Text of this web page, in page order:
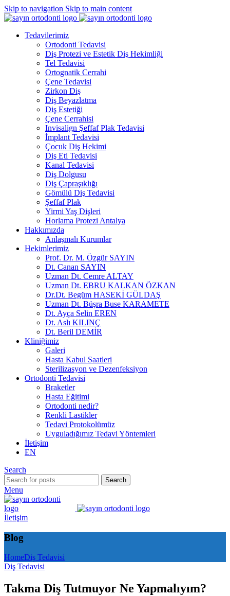
Skip to navigation Skip to main content
Tedavilerimiz
Ortodonti Tedavisi
Diş Protezi ve Estetik Diş Hekimliği
Tel Tedavisi
Ortognatik Cerrahi
Çene Tedavisi
Zirkon Diş
Diş Beyazlatma
Diş Estetiği
Çene Cerrahisi
Invisalign Şeffaf Plak Tedavisi
İmplant Tedavisi
Çocuk Diş Hekimi
Diş Eti Tedavisi
Kanal Tedavisi
Diş Dolgusu
Diş Çapraşıklığı
Gömülü Diş Tedavisi
Şeffaf Plak
Yirmi Yaş Dişleri
Horlama Protezi Antalya
Hakkımızda
Anlaşmalı Kurumlar
Hekimlerimiz
Prof. Dr. M. Özgür SAYIN
Dt. Canan SAYIN
Uzman Dt. Cemre ALTAY
Uzman Dt. EBRU KALKAN ÖZKAN
Dr.Dt. Begüm HASEKİ GÜLDAŞ
Uzman Dt. Büşra Buse KARAMETE
Dt. Ayça Selin EREN
Dt. Aslı KILINÇ
Dt. Beril DEMİR
Kliniğimiz
Galeri
Hasta Kabul Saatleri
Sterilizasyon ve Dezenfeksiyon
Ortodonti Tedavisi
Braketler
Hasta Eğitimi
Ortodonti nedir?
Renkli Lastikler
Tedavi Protokolümüz
Uyguladığımız Tedavi Yöntemleri
İletişim
EN
Search
Search
Menu
İletişim
Blog
HomeDiş Tedavisi
Diş Tedavisi
Takma Diş Tutmuyor Ne Yapmalıyım?